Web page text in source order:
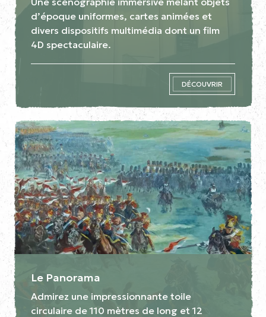
d’époque uniformes, cartes animées et
divers dispositifs multimédia dont un film
4D spectaculaire.
DÉCOUVRIR
Le Panorama
Admirez une impressionnante toile
circulaire de 110 mètres de long et 12